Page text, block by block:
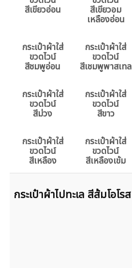
สีเขียวอ่อน สีเขียวอม
เหลืองอ่อน
กระเป๋าผ้าใส่
ขวดไวน์
สีชมพูอ่อน
กระเป๋าผ้าใส่
ขวดไวน์
สีเชมพูพาสเทล
กระเป๋าผ้าใส่
ขวดไวน์
สีม่วง
กระเป๋าผ้าใส่
ขวดไวน์
สีขาว
กระเป๋าผ้าใส่
ขวดไวน์
สีเหลือง
กระเป๋าผ้าใส่
ขวดไวน์
สีเหลืองเข้ม
กระเป๋าผ้าไปทะเล สีส้มโอโรส